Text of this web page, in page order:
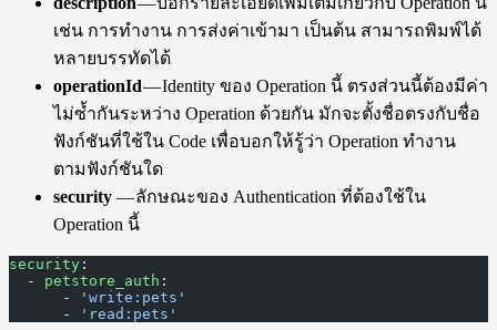
เช่น การทำงาน การส่งค่าเข้ามา เป็นต้น สามารถพิมพ์ได้
หลายบรรทัดได้
operationId— Identity ของ Operation นี้ ตรงส่วนนี้ต้องมีค่า
ไม่ซ้ำกันระหว่าง Operation ด้วยกัน มักจะตั้งชื่อตรงกับชื่อ
ฟังก์ชันที่ใช้ใน Code เพื่อบอกให้รู้ว่า Operation ทำงาน
ตามฟังก์ชันใด
security — ลักษณะของ Authentication ที่ต้องใช้ใน
Operation นี้
security :
  -
petstore_auth :
      -
'write:pets'
      -
'read:pets'